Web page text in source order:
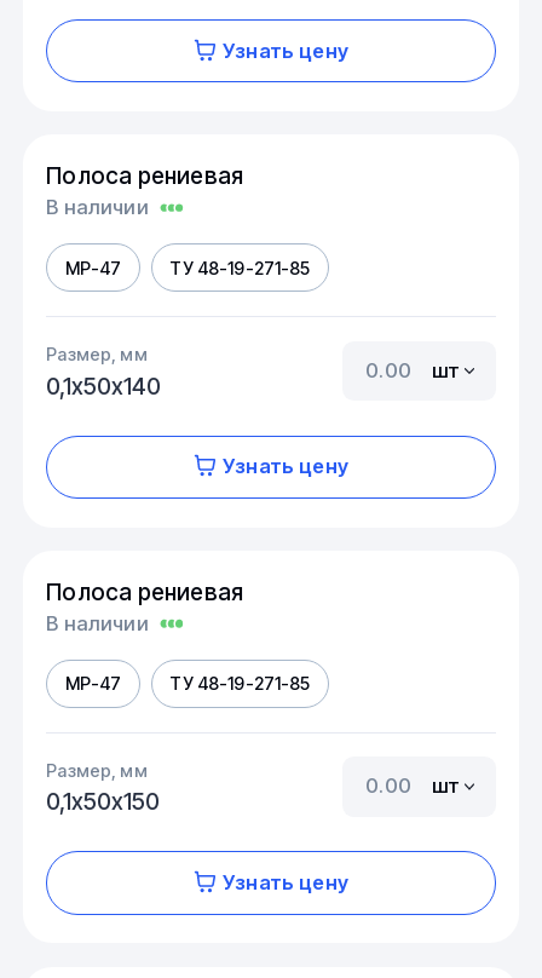
Узнать цену
Полоса рениевая
В наличии
МР-47 ТУ 48-19-271-85
Размер, мм
0,1х50х140
шт
Узнать цену
Полоса рениевая
В наличии
МР-47 ТУ 48-19-271-85
Размер, мм
0,1х50х150
шт
Узнать цену